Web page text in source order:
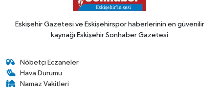
Eskişehir Gazetesi ve Eskişehirspor haberlerinin en güvenilir
kaynağı Eskişehir Sonhaber Gazetesi
Nöbetçi Eczaneler
Hava Durumu
Namaz Vakitleri